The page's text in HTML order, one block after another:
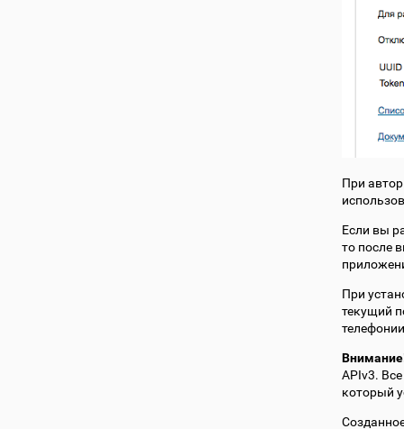
При
Если вы
то после
При
текущий
APIv3.
который